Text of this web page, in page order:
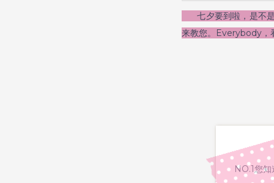
七夕要到啦，是不是
来教您。Everybody，
NO.1您